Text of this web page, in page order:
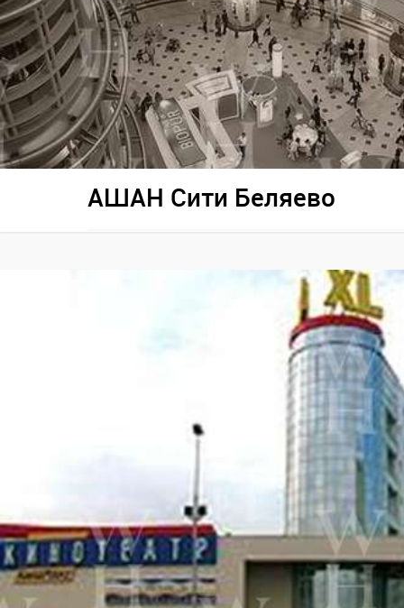
АШАН Сити Беляево